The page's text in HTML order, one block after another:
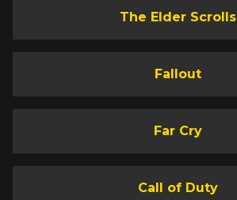
The Elder Scrolls
Fallout
Far Cry
Call of Duty